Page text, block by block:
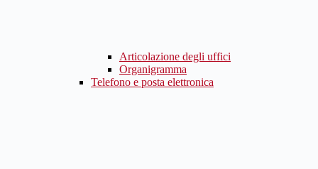
Articolazione degli uffici
Organigramma
Telefono e posta elettronica